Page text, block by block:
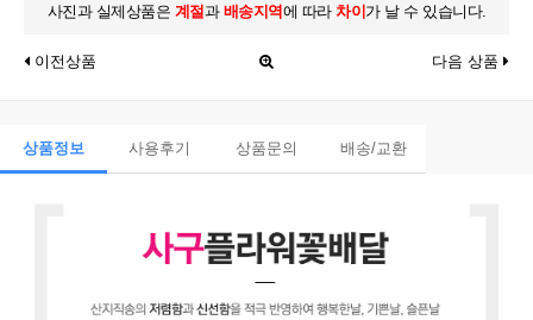
사진과 실제상품은 계절과 배송지역에 따라 차이 가 날 수 있습니다.
이전상품 다음 상품
상품정보 사용후기 상품문의 배송/교환